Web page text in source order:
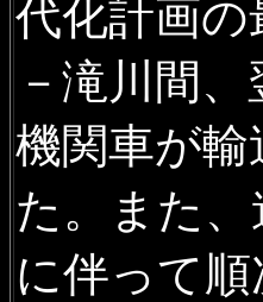
2021年11
真を追加
2021年11
下駅、炭
2021年10
代化計画
－滝川間
機関車が
た。また
に伴って